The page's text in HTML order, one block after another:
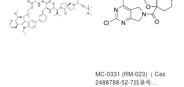
MC-0331 (RM-023)（ Cas
2488788-52-7目录号